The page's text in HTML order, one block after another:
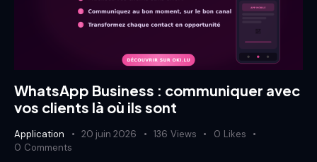
WhatsApp Business : communiquer avec
vos clients là où ils sont
Application 20 juin 2026 136 Views 0 Likes
0 Comments